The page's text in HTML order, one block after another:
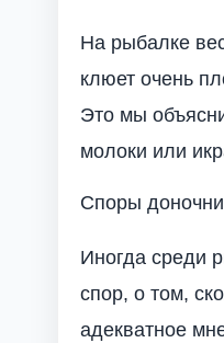
На рыбалке
клюет очень
Это мы
молоки или
Споры
Иногда среди
спор, о том,
адекватное